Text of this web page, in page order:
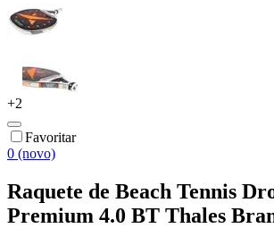
+2
Favoritar
0 (novo)
Raquete de Beach Tennis
Premium 4.0 BT Thales